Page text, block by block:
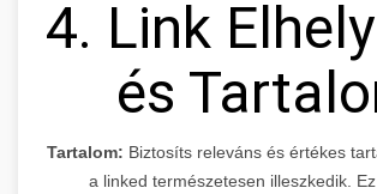
4. Link
és
Tartalom: Biztosíts releváns és értékes
a linked természetesen illeszkedik.